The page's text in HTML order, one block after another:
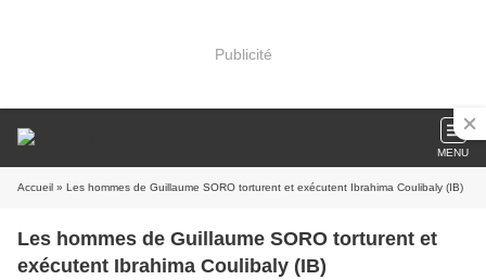
Publicité
MENU
Accueil » Les hommes de Guillaume SORO torturent et exécutent Ibrahima Coulibaly (IB)
Les hommes de Guillaume SORO torturent et
exécutent Ibrahima Coulibaly (IB)